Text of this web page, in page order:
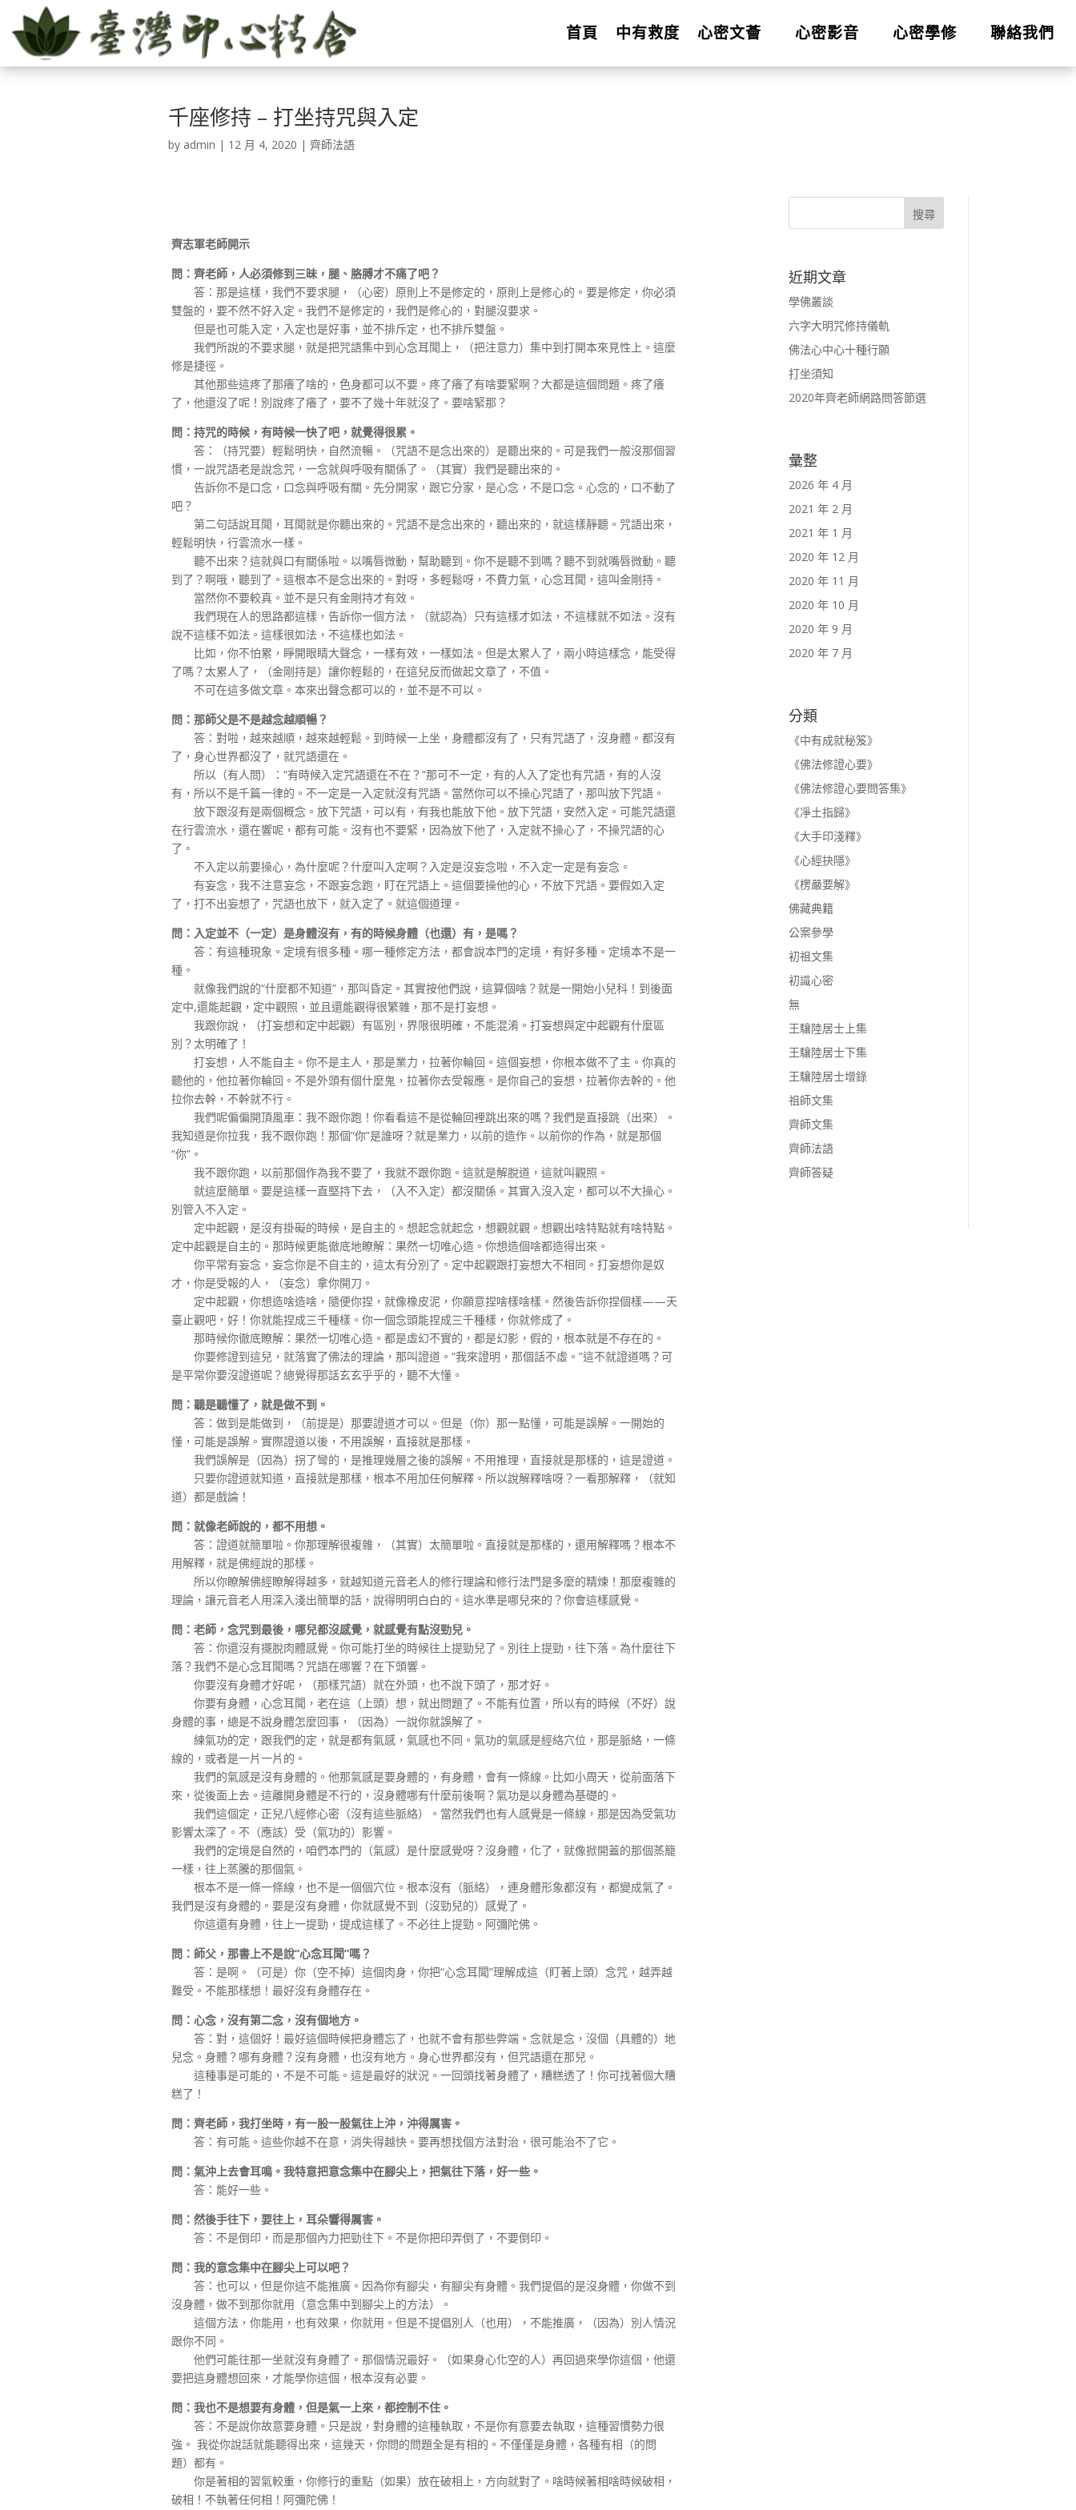
首頁 中有救度 心密文薈 心密影音 心密學修 聯絡我們
千座修持 – 打坐持咒與入定
by admin | 12 月 4, 2020 |齊師法語
齊志軍老師開示
問：齊老師，人必須修到三昧，腿、胳膊才不痛了吧？
答：那是這樣，我們不要求腿，（心密）原則上不是修定的，原則上是修心的。要是修定，你必須
雙盤的，要不然不好入定。我們不是修定的，我們是修心的，對腿沒要求。
但是也可能入定，入定也是好事，並不排斥定，也不排斥雙盤。
我們所說的不要求腿，就是把咒語集中到心念耳聞上，（把注意力）集中到打開本來見性上。這麼
修是捷徑。
其他那些這疼了那癢了啥的，色身都可以不要。疼了癢了有啥要緊啊？大都是這個問題。疼了癢
了，他還沒了呢！別說疼了癢了，要不了幾十年就沒了。要啥緊那？
問：持咒的時候，有時候一快了吧，就覺得很累。
答：（持咒要）輕鬆明快，自然流暢。（咒語不是念出來的）是聽出來的。可是我們一般沒那個習
慣，一說咒語老是說念咒，一念就與呼吸有關係了。（其實）我們是聽出來的。
告訴你不是口念，口念與呼吸有關。先分開家，跟它分家，是心念，不是口念。心念的，口不動了
吧？
第二句話說耳聞，耳聞就是你聽出來的。咒語不是念出來的，聽出來的，就這樣靜聽。咒語出來，
輕鬆明快，行雲流水一樣。
聽不出來？這就與口有關係啦。以嘴唇微動，幫助聽到。你不是聽不到嗎？聽不到就嘴唇微動。聽
到了？啊哦，聽到了。這根本不是念出來的。對呀，多輕鬆呀，不費力氣，心念耳聞，這叫金剛持。
當然你不要較真。並不是只有金剛持才有效。
我們現在人的思路都這樣，告訴你一個方法，（就認為）只有這樣才如法，不這樣就不如法。沒有
說不這樣不如法。這樣很如法，不這樣也如法。
比如，你不怕累，睜開眼睛大聲念，一樣有效，一樣如法。但是太累人了，兩小時這樣念，能受得
了嗎？太累人了，（金剛持是）讓你輕鬆的，在這兒反而做起文章了，不值。
不可在這多做文章。本來出聲念都可以的，並不是不可以。
問：那師父是不是越念越順暢？
答：對啦，越來越順，越來越輕鬆。到時候一上坐，身體都沒有了，只有咒語了，沒身體。都沒有
了，身心世界都沒了，就咒語還在。
所以（有人問）：“有時候入定咒語還在不在？”那可不一定，有的人入了定也有咒語，有的人沒
有，所以不是千篇一律的。不一定是一入定就沒有咒語。當然你可以不操心咒語了，那叫放下咒語。
放下跟沒有是兩個概念。放下咒語，可以有，有我也能放下他。放下咒語，安然入定。可能咒語還
在行雲流水，還在響呢，都有可能。沒有也不要緊，因為放下他了，入定就不操心了，不操咒語的心
了。
不入定以前要操心，為什麼呢？什麼叫入定啊？入定是沒妄念啦，不入定一定是有妄念。
有妄念，我不注意妄念，不跟妄念跑，盯在咒語上。這個要操他的心，不放下咒語。要假如入定
了，打不出妄想了，咒語也放下，就入定了。就這個道理。
問：入定並不（一定）是身體沒有，有的時候身體（也還）有，是嗎？
答：有這種現象。定境有很多種。哪一種修定方法，都會說本門的定境，有好多種。定境本不是一
種。
就像我們說的“什麼都不知道”，那叫昏定。其實按他們說，這算個啥？就是一開始小兒科！到後面
定中,還能起觀，定中觀照，並且還能觀得很繁雜，那不是打妄想。
我跟你說，（打妄想和定中起觀）有區別，界限很明確，不能混淆。打妄想與定中起觀有什麼區
別？太明確了！
打妄想，人不能自主。你不是主人，那是業力，拉著你輪回。這個妄想，你根本做不了主。你真的
聽他的，他拉著你輪回。不是外頭有個什麼鬼，拉著你去受報應。是你自己的妄想，拉著你去幹的。他
拉你去幹，不幹就不行。
我們呢偏偏開頂風車：我不跟你跑！你看看這不是從輪回裡跳出來的嗎？我們是直接跳（出來）。
我知道是你拉我，我不跟你跑！那個“你”是誰呀？就是業力，以前的造作。以前你的作為，就是那個
“你”。
我不跟你跑，以前那個作為我不要了，我就不跟你跑。這就是解脫道，這就叫觀照。
就這麼簡單。要是這樣一直堅持下去，（入不入定）都沒關係。其實入沒入定，都可以不大操心。
別管入不入定。
定中起觀，是沒有掛礙的時候，是自主的。想起念就起念，想觀就觀。想觀出啥特點就有啥特點。
定中起觀是自主的。那時候更能徹底地瞭解：果然一切唯心造。你想造個啥都造得出來。
你平常有妄念，妄念你是不自主的，這太有分別了。定中起觀跟打妄想大不相同。打妄想你是奴
才，你是受報的人，（妄念）拿你開刀。
定中起觀，你想造啥造啥，隨便你捏，就像橡皮泥，你願意捏啥樣啥樣。然後告訴你捏個樣——天
臺止觀吧，好！你就能捏成三千種樣。你一個念頭能捏成三千種樣，你就修成了。
那時候你徹底瞭解：果然一切唯心造。都是虛幻不實的，都是幻影，假的，根本就是不存在的。
你要修證到這兒，就落實了佛法的理論，那叫證道。“我來證明，那個話不虛。”這不就證道嗎？可
是平常你要沒證道呢？總覺得那話玄玄乎乎的，聽不大懂。
問：聽是聽懂了，就是做不到。
答：做到是能做到，（前提是）那要證道才可以。但是（你）那一點懂，可能是誤解。一開始的
懂，可能是誤解。實際證道以後，不用誤解，直接就是那樣。
我們誤解是（因為）拐了彎的，是推理幾層之後的誤解。不用推理，直接就是那樣的，這是證道。
只要你證道就知道，直接就是那樣，根本不用加任何解釋。所以說解釋啥呀？一看那解釋，（就知
道）都是戲論！
問：就像老師說的，都不用想。
答：證道就簡單啦。你那理解很複雜，（其實）太簡單啦。直接就是那樣的，還用解釋嗎？根本不
用解釋，就是佛經說的那樣。
所以你瞭解佛經瞭解得越多，就越知道元音老人的修行理論和修行法門是多麼的精煉！那麼複雜的
理論，讓元音老人用深入淺出簡單的話，說得明明白白的。這水準是哪兒來的？你會這樣感覺。
問：老師，念咒到最後，哪兒都沒感覺，就感覺有點沒勁兒。
答：你還沒有擺脫肉體感覺。你可能打坐的時候往上提勁兒了。別往上提勁，往下落。為什麼往下
落？我們不是心念耳聞嗎？咒語在哪響？在下頭響。
你要沒有身體才好呢，（那樣咒語）就在外頭，也不說下頭了，那才好。
你要有身體，心念耳聞，老在這（上頭）想，就出問題了。不能有位置，所以有的時候（不好）說
身體的事，總是不說身體怎麼回事，（因為）一說你就誤解了。
練氣功的定，跟我們的定，就是都有氣感，氣感也不同。氣功的氣感是經絡穴位，那是脈絡，一條
線的，或者是一片一片的。
我們的氣感是沒有身體的。他那氣感是要身體的，有身體，會有一條線。比如小周天，從前面落下
來，從後面上去。這離開身體是不行的，沒身體哪有什麼前後啊？氣功是以身體為基礎的。
我們這個定，正兒八經修心密（沒有這些脈絡）。當然我們也有人感覺是一條線，那是因為受氣功
影響太深了。不（應該）受（氣功的）影響。
我們的定境是自然的，咱們本門的（氣感）是什麼感覺呀？沒身體，化了，就像掀開蓋的那個蒸籠
一樣，往上蒸騰的那個氣。
根本不是一條一條線，也不是一個個穴位。根本沒有（脈絡），連身體形象都沒有，都變成氣了。
我們是沒有身體的。要是沒有身體，你就感覺不到（沒勁兒的）感覺了。
你這還有身體，往上一提勁，提成這樣了。不必往上提勁。阿彌陀佛。
問：師父，那書上不是說“心念耳聞”嗎？
答：是啊。（可是）你（空不掉）這個肉身，你把“心念耳聞”理解成這（盯著上頭）念咒，越弄越
難受。不能那樣想！最好沒有身體存在。
問：心念，沒有第二念，沒有個地方。
答：對，這個好！最好這個時候把身體忘了，也就不會有那些弊端。念就是念，沒個（具體的）地
兒念。身體？哪有身體？沒有身體，也沒有地方。身心世界都沒有，但咒語還在那兒。
這種事是可能的，不是不可能。這是最好的狀況。一回頭找著身體了，糟糕透了！你可找著個大糟
糕了！
問：齊老師，我打坐時，有一股一股氣往上沖，沖得厲害。
答：有可能。這些你越不在意，消失得越快。要再想找個方法對治，很可能治不了它。
問：氣沖上去會耳鳴。我特意把意念集中在腳尖上，把氣往下落，好一些。
答：能好一些。
問：然後手往下，要往上，耳朵響得厲害。
答：不是倒印，而是那個內力把勁往下。不是你把印弄倒了，不要倒印。
問：我的意念集中在腳尖上可以吧？
答：也可以，但是你這不能推廣。因為你有腳尖，有腳尖有身體。我們提倡的是沒身體，你做不到
沒身體，做不到那你就用（意念集中到腳尖上的方法）。
這個方法，你能用，也有效果，你就用。但是不提倡別人（也用），不能推廣，（因為）別人情況
跟你不同。
他們可能往那一坐就沒有身體了。那個情況最好。（如果身心化空的人）再回過來學你這個，他還
要把這身體想回來，才能學你這個，根本沒有必要。
問：我也不是想要有身體，但是氣一上來，都控制不住。
答：不是說你故意要身體。只是說，對身體的這種執取，不是你有意要去執取，這種習慣勢力很
強。 我從你說話就能聽得出來，這幾天，你問的問題全是有相的。不僅僅是身體，各種有相（的問
題）都有。
你是著相的習氣較重，你修行的重點（如果）放在破相上，方向就對了。啥時候著相啥時候破相，
破相！不執著任何相！阿彌陀佛！
近期文章
學佛叢談
六字大明咒修持儀軌
佛法心中心十種行願
打坐須知
2020年齊老師網路問答節選
彙整
2026 年 4 月
2021 年 2 月
2021 年 1 月
2020 年 12 月
2020 年 11 月
2020 年 10 月
2020 年 9 月
2020 年 7 月
分類
《中有成就秘笈》
《佛法修證心要》
《佛法修證心要問答集》
《凈土指歸》
《大手印淺釋》
《心經抉隱》
《楞嚴要解》
佛藏典籍
公案參學
初祖文集
初識心密
無
王驤陸居士上集
王驤陸居士下集
王驤陸居士增錄
祖師文集
齊師文集
齊師法語
齊師答疑